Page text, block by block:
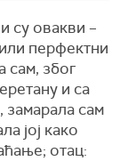
су овакви –
перфектни
сам, због
и са
замарала сам
јој како
отац: